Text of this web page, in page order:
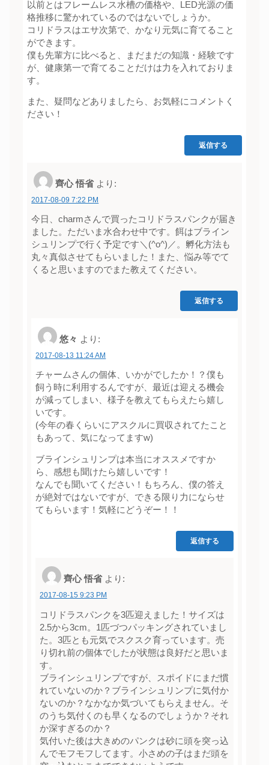
以前とはフレームレス水槽の価格や、LED光源の価
格推移に驚かれているのではないでしょうか。
コリドラスはエサ次第で、かなり元気に育てること
ができます。
僕も先輩方に比べると、まだまだの知識・経験です
が、健康第一で育てることだけは力を入れておりま
す。
また、疑問などありましたら、お気軽にコメントく
ださい！
返信する
齊心 悟省 より:
2017-08-09 7:22 PM
今日、charmさんで買ったコリドラスパンクが届き
ました。ただいま水合わせ中です。餌はブライン
シュリンプで行く予定です＼(^o^)／。孵化方法も
丸々真似させてもらいました！また、悩み等でて
くると思いますのでまた教えてください。
返信する
悠々 より:
2017-08-13 11:24 AM
チャームさんの個体、いかがでしたか！？僕も
飼う時に利用するんですが、最近は迎える機会
が減ってしまい、様子を教えてもらえたら嬉し
いです。
(今年の春くらいにアスクルに買収されてたこと
もあって、気になってますw)
ブラインシュリンプは本当にオススメですか
ら、感想も聞けたら嬉しいです！
なんでも聞いてください！もちろん、僕の答え
が絶対ではないですが、できる限り力にならせ
てもらいます！気軽にどうぞー！！
返信する
齊心 悟省 より:
2017-08-15 9:23 PM
コリドラスパンクを3匹迎えました！サイズは
2.5から3cm。1匹づつパッキングされていまし
た。3匹とも元気でスクスク育っています。売
り切れ前の個体でしたが状態は良好だと思いま
す。
ブラインシュリンプですが、スポイドにまだ慣
れていないのか？ブラインシュリンプに気付か
ないのか？なかなか気づいてもらえません。そ
のうち気付くのも早くなるのでしょうか？それ
か深すぎるのか？
気付いた後は大きめのパンクは砂に頭を突っ込
んでモフモフしてます。小さめの子はまだ頭を